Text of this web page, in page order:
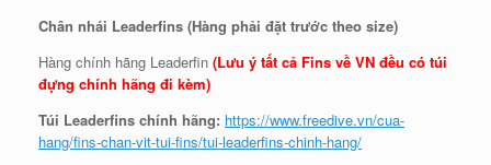
Chân nhái Leaderfins (Hàng phải đặt trước theo size)
Hàng chính hãng Leaderfin (Lưu ý tất cả Fins về VN đều có túi
đựng chính hãng đi kèm)
Túi Leaderfins chính hãng: https://www.freedive.vn/cua-
hang/fins-chan-vit-tui-fins/tui-leaderfins-chinh-hang/